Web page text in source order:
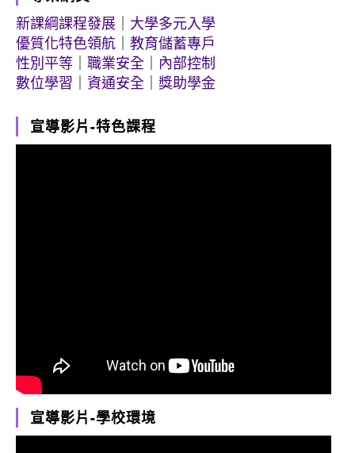
新課綱課程發展
大學多元入學
優質化特色領航
教育儲蓄專戶
性別平等
職業安全
內部控制
數位學習
資通安全 獎助學金
宣導影片-特色課程
宣導影片-學校環境